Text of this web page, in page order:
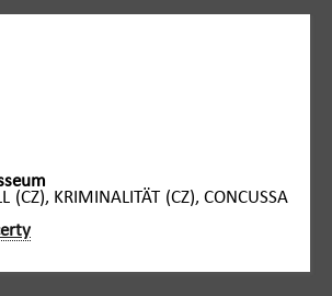
(CZ), KRIMINALITÄT (CZ), CONCUSSA